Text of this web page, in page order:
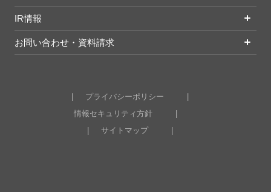
IR情報
お問い合わせ・資料請求
プライバシーポリシー
情報セキュリティ方針
サイトマップ